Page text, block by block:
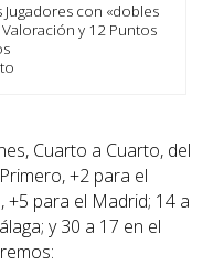
con «dobles
y 12 Puntos
Cuarto a Cuarto, del
+2 para el
+5 para el Madrid; 14 a
y 30 a 17 en el